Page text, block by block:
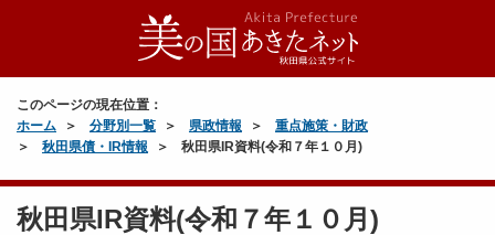
このページの現在位置：
ホーム
分野別一覧 県政情報
重点施策・財政
秋田県債・IR情報
秋田県IR資料(令和７年１０月)
秋田県IR資料(令和７年１０月)